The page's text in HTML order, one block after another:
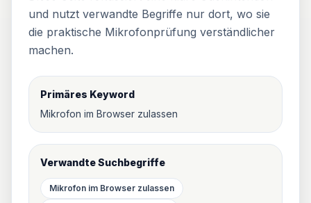
und nutzt verwandte Begriffe nur dort, wo sie
die praktische Mikrofonprüfung verständlicher
machen.
Primäres Keyword
Mikrofon im Browser zulassen
Verwandte Suchbegriffe
Mikrofon im Browser zulassen